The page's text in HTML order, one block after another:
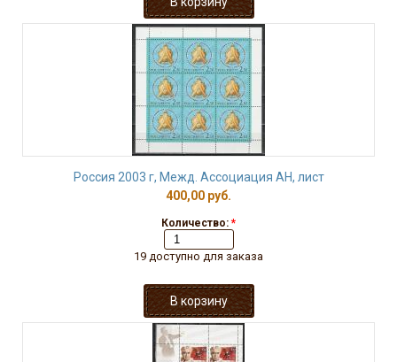
Россия 2003 г, Межд. Ассоциация АН, лист
400,00 руб.
Количество: *
19 доступно для заказа